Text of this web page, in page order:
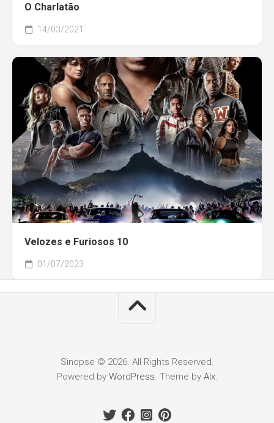
O Charlatão
14/03/2021
Velozes e Furiosos 10
01/07/2023
Sinopse © 2026. All Rights Reserved.
Powered by WordPress. Theme by Alx.